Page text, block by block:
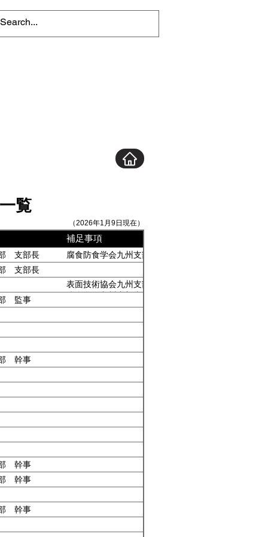
覧
（2026年1月9日現在）
補足事項
支部長
腐食防食学会九州支部 幹事
支部長
表面技術協会九州支部事務局，腐食
防食学会九州支部事務局
監事
幹事
幹事
幹事
幹事